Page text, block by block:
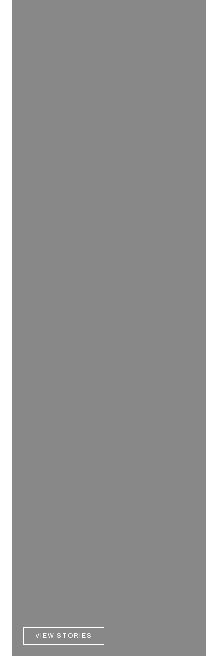
VIEW STORIES